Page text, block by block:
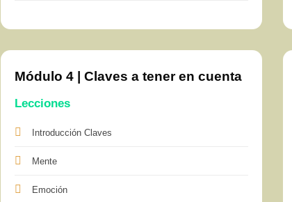
Módulo 4 | Claves a tener en cuenta
Lecciones
Introducción Claves
Mente
Emoción